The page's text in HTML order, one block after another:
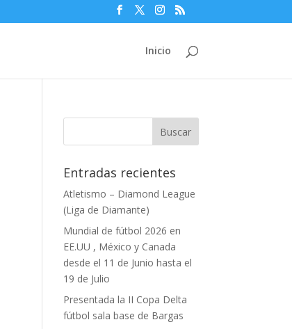
Inicio
Entradas recientes
Atletismo – Diamond League
(Liga de Diamante)
Mundial de fútbol 2026 en
EE.UU , México y Canada
desde el 11 de Junio hasta el
19 de Julio
Presentada la II Copa Delta
fútbol sala base de Bargas